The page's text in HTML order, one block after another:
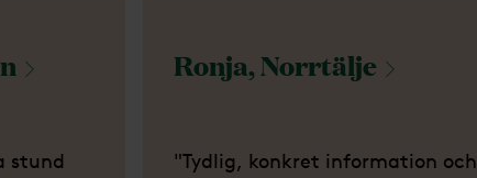
stund
Ronja, Norrtälje
"Tydlig, konkret information och